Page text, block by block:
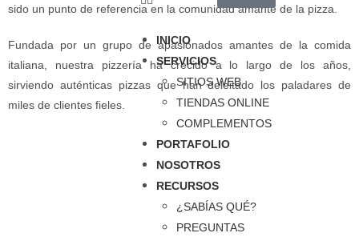
INICIO
SERVICIOS
SITIOS WEB
TIENDAS ONLINE
COMPLEMENTOS
PORTAFOLIO
NOSOTROS
RECURSOS
¿SABÍAS QUÉ?
PREGUNTAS
sido un punto de referencia en la comunidad amante de la pizza.
Fundada por un grupo de apasionados amantes de la comida
italiana, nuestra pizzería ha crecido a lo largo de los años,
sirviendo auténticas pizzas que han deleitado los paladares de
miles de clientes fieles.